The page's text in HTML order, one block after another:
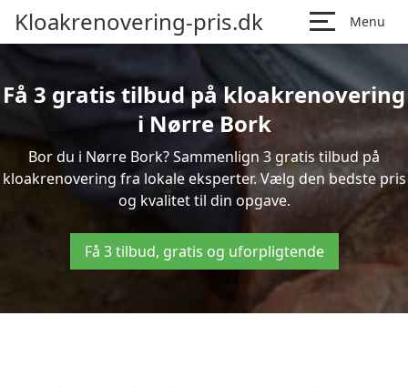
Kloakrenovering-pris.dk Menu
Få 3 gratis tilbud på kloakrenovering
i Nørre Bork
Bor du i Nørre Bork? Sammenlign 3 gratis tilbud på
kloakrenovering fra lokale eksperter. Vælg den bedste pris
og kvalitet til din opgave.
Få 3 tilbud, gratis og uforpligtende